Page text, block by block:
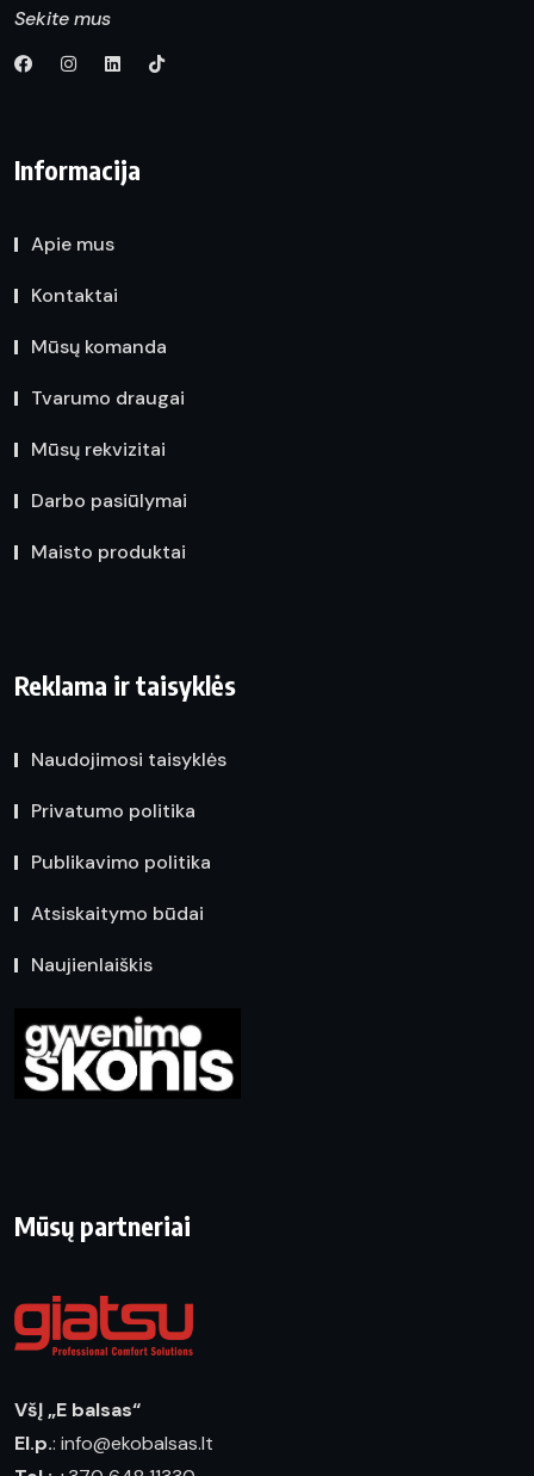
Sekite mus
Informacija
Apie mus
Kontaktai
Mūsų komanda
Tvarumo draugai
Mūsų rekvizitai
Darbo pasiūlymai
Maisto produktai
Reklama ir taisyklės
Naudojimosi taisyklės
Privatumo politika
Publikavimo politika
Atsiskaitymo būdai
Naujienlaiškis
Mūsų partneriai
VšĮ „E balsas“
El.p.: info@ekobalsas.lt